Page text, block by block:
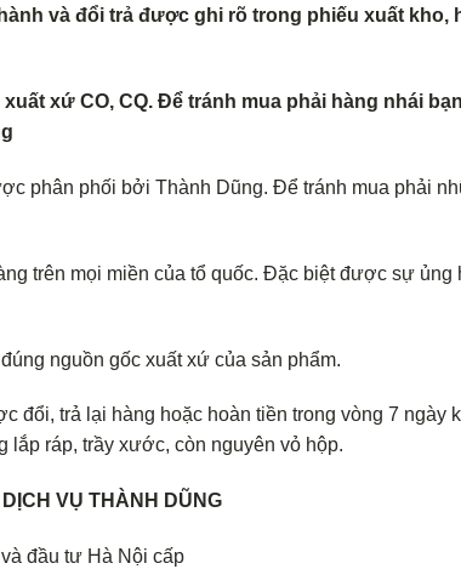
và đổi trả được ghi rõ trong phiếu xuất kho,
xứ CO, CQ. Để tránh mua phải hàng nhái
phân phối bởi Thành Dũng. Để tránh mua phải
trên mọi miền của tổ quốc. Đặc biệt được sự ủng
nguồn gốc xuất xứ của sản phẩm.
đổi, trả lại hàng hoặc hoàn tiền trong vòng 7 ngày
lắp ráp, trầy xước, còn nguyên vỏ hộp.
VỤ THÀNH DŨNG
đầu tư Hà Nội cấp